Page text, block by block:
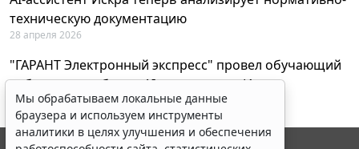
техническую документацию
28 апреля 2026
"ГАРАНТ Электронный экспресс" провел обучающий
вебинар по работе с AI-ассистентом Искра
23 апреля 2026
Мы обрабатываем локальные данные
браузера и используем инструменты
аналитики в целях улучшения и обеспечения